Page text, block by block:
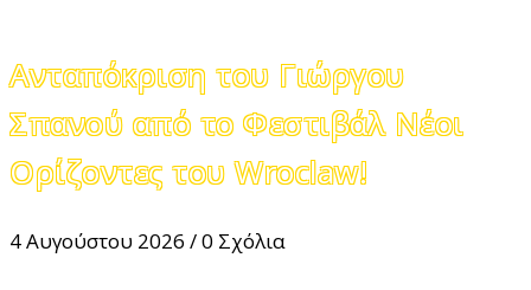
Ανταπόκριση του Γιώργου
Σπανού από το Φεστιβάλ Νέοι
Ορίζοντες του Wroclaw!
4 Αυγούστου 2026 /0 Σχόλια